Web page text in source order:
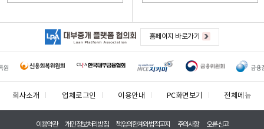
홈페이지 바로가기
회사소개 업체로그인 이용안내 PC화면보기 전체메뉴
이용약관 개인정보처리방침 책임의한계와법적고지 주의사항 오류신고